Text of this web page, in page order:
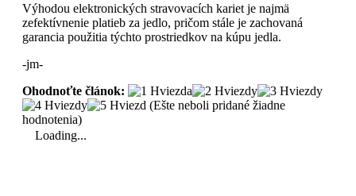
Výhodou elektronických stravovacích kariet je najmä
zefektívnenie platieb za jedlo, pričom stále je zachovaná
garancia použitia týchto prostriedkov na kúpu jedla.
-jm-
Ohodnoťte článok:
(Ešte neboli pridané žiadne
hodnotenia)
Loading...